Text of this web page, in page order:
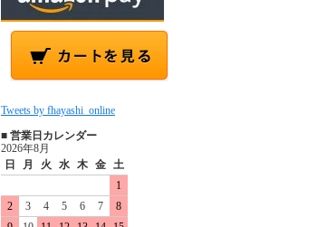
Tweets by fhayashi_online
■ 営業日カレンダー
2026年8月
日
月 火 水 木 金 土
1
2
3 4 5 6 7
8